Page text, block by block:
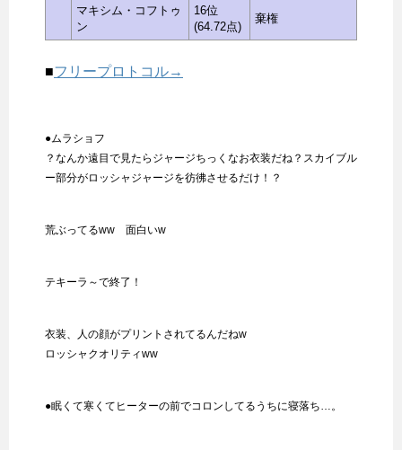
マキシム・コフトゥ
ン
16位
(64.72点)
棄権
■フリープロトコル→
●ムラショフ
？なんか遠目で見たらジャージちっくなお衣装だね？スカイブル
ー部分がロッシャジャージを彷彿させるだけ！？
荒ぶってるww 面白いw
テキーラ～で終了！
衣装、人の顔がプリントされてるんだねw
ロッシャクオリティww
●眠くて寒くてヒーターの前でコロンしてるうちに寝落ち…。